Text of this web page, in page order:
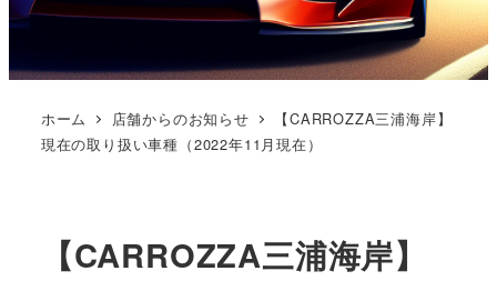
ホーム 店舗からのお知らせ
【CARROZZA三浦海岸】
現在の取り扱い車種（2022年11月現在）
【CARROZZA三浦海岸】